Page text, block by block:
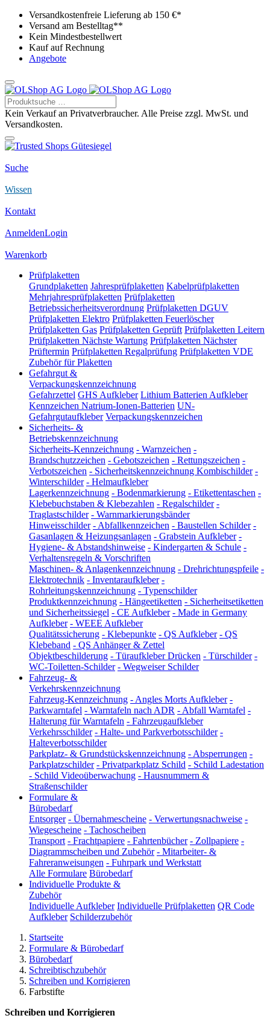
Versandkostenfreie Lieferung ab 150 €*
Versand am Bestelltag**
Kein Mindestbestellwert
Kauf auf Rechnung
Angebote
Kein Verkauf an Privatverbraucher. Alle Preise zzgl. MwSt. und
Versandkosten.
Suche
Wissen
Kontakt
AnmeldenLogin
Warenkorb
Prüfplaketten
Grundplaketten Jahresprüfplaketten Kabelprüfplaketten
Mehrjahresprüfplaketten Prüfplaketten
Betriebssicherheitsverordnung Prüfplaketten DGUV
Prüfplaketten Elektro Prüfplaketten Feuerlöscher
Prüfplaketten Gas Prüfplaketten Geprüft Prüfplaketten Leitern
Prüfplaketten Nächste Wartung Prüfplaketten Nächster
Prüftermin Prüfplaketten Regalprüfung Prüfplaketten VDE
Zubehör für Plaketten
Gefahrgut &
Verpackungskennzeichnung
Gefahrzettel GHS Aufkleber Lithium Batterien Aufkleber
Kennzeichen Natrium-Ionen-Batterien UN-
Gefahrgutaufkleber Verpackungskennzeichen
Sicherheits- &
Betriebskennzeichnung
Sicherheits-Kennzeichnung - Warnzeichen -
Brandschutzzeichen - Gebotszeichen - Rettungszeichen -
Verbotszeichen - Sicherheitskennzeichnung Kombischilder -
Winterschilder - Helmaufkleber
Lagerkennzeichnung - Bodenmarkierung - Etikettentaschen -
Klebebuchstaben & Klebezahlen - Regalschilder -
Traglastschilder - Warnmarkierungsbänder
Hinweisschilder - Abfallkennzeichen - Baustellen Schilder -
Gasanlagen & Heizungsanlagen - Grabstein Aufkleber -
Hygiene- & Abstandshinweise - Kindergarten & Schule -
Verhaltensregeln & Vorschriften
Maschinen- & Anlagenkennzeichnung - Drehrichtungspfeile -
Elektrotechnik - Inventaraufkleber -
Rohrleitungskennzeichnung - Typenschilder
Produktkennzeichnung - Hängeetiketten - Sicherheitsetiketten
und Sicherheitssiegel - CE Aufkleber - Made in Germany
Aufkleber - WEEE Aufkleber
Qualitätssicherung - Klebepunkte - QS Aufkleber - QS
Klebeband - QS Anhänger & Zettel
Objektbeschilderung - Türaufkleber Drücken - Türschilder -
WC-Toiletten-Schilder - Wegweiser Schilder
Fahrzeug- &
Verkehrskennzeichnung
Fahrzeug-Kennzeichnung - Angles Morts Aufkleber -
Parkwarntafel - Warntafeln nach ADR - Abfall Warntafel -
Halterung für Warntafeln - Fahrzeugaufkleber
Verkehrsschilder - Halte- und Parkverbotsschilder -
Halteverbotsschilder
Parkplatz- & Grundstückskennzeichnung - Absperrungen -
Parkplatzschilder - Privatparkplatz Schild - Schild Ladestation
- Schild Videoüberwachung - Hausnummern &
Straßenschilder
Formulare &
Bürobedarf
Entsorger - Übernahmescheine - Verwertungsnachweise -
Wiegescheine - Tachoscheiben
Transport - Frachtpapiere - Fahrtenbücher - Zollpapiere -
Diagrammscheiben und Zubehör - Mitarbeiter- &
Fahreranweisungen - Fuhrpark und Werkstatt
Alle Formulare Bürobedarf
Individuelle Produkte &
Zubehör
Individuelle Aufkleber Individuelle Prüfplaketten QR Code
Aufkleber Schilderzubehör
Startseite
Formulare & Bürobedarf
Bürobedarf
Schreibtischzubehör
Schreiben und Korrigieren
Farbstifte
Schreiben und Korrigieren